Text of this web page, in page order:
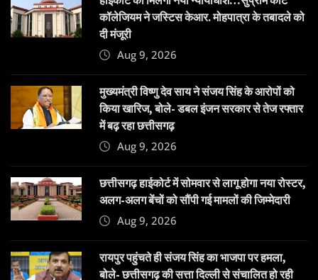
कॉलेजियम ने जस्टिस केआर. मोहपात्रा के तबादले को
दी मंजूरी
Aug 9, 2026
मुख्यमंत्री विष्णु देव साय ने संजय सिंह के आरोपों को
किया खारिज, बोले- डबल इंजन सरकार से तेज रफ्तार
में बढ़ रहा छत्तीसगढ़
Aug 9, 2026
छत्तीसगढ़ हाईकोर्ट में सोमवार से लागू होगा नया रोस्टर,
अलग-अलग बेंचों को सौंपी गई मामलों की जिम्मेदारी
Aug 9, 2026
रायपुर पहुंचते ही संजय सिंह का भाजपा पर हमला,
बोले- छत्तीसगढ़ की सत्ता दिल्ली से संचालित हो रही